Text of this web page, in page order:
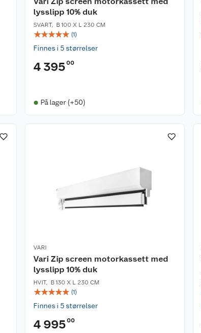
lysslipp 10% duk
SVART, B 100 X L 230 CM
☆☆☆☆☆ (1)
Finnes i 5 størrelser
4 395 00
På lager (+50)
VARI
Vari Zip screen motorkassett med
lysslipp 10% duk
HVIT, B 130 X L 230 CM
☆☆☆☆☆ (1)
Finnes i 5 størrelser
4 995 00